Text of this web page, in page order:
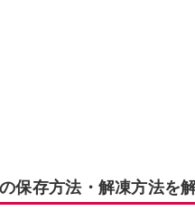
保存方法・解凍方法を